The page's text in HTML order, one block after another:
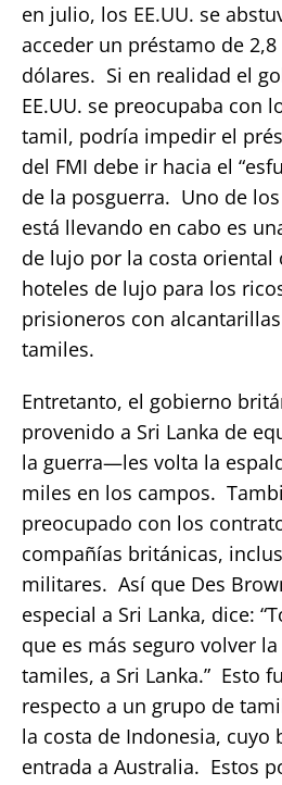
en julio, los EE.UU. se
acceder un préstamo de
dólares. Si en realidad el
EE.UU. se preocupaba con
tamil, podría impedir el
del FMI debe ir hacia el
de la posguerra. Uno de
está llevando en cabo es
de lujo por la costa
hoteles de lujo para los
prisioneros con
tamiles.
Entretanto, el gobierno
provenido a Sri Lanka de
la guerra—les volta la
miles en los campos.
preocupado con los
compañías británicas,
militares. Así que Des
especial a Sri Lanka, dice:
que es más seguro volver
tamiles, a Sri Lanka.” Esto
respecto a un grupo de
la costa de Indonesia, cuyo
entrada a Australia. Estos